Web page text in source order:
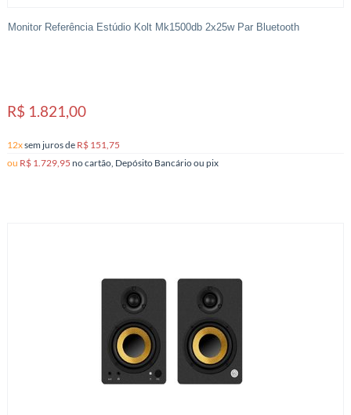
Monitor Referência Estúdio Kolt Mk1500db 2x25w Par Bluetooth
R$ 1.821,00
12xsem jurosde R$ 151,75
ou R$ 1.729,95 no cartão, Depósito Bancário ou pix